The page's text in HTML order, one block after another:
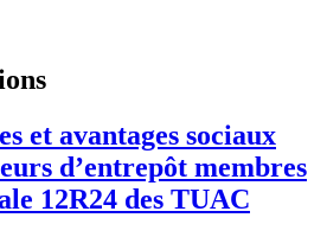
et avantages sociaux
d’entrepôt membres
12R24 des TUAC